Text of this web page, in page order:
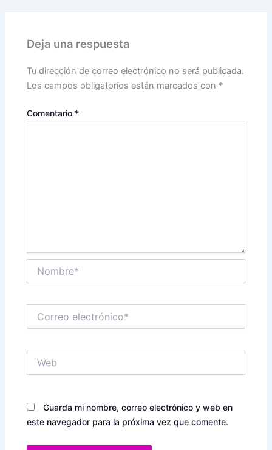
Deja una respuesta
Tu dirección de correo electrónico no será publicada.
Los campos obligatorios están marcados con *
Comentario *
electrónico*
Guarda mi nombre, correo electrónico y web en
este navegador para la próxima vez que comente.